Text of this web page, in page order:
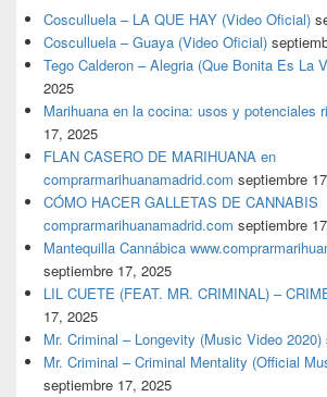
Cosculluela – LA QUE HAY (Video Oficial)
Cosculluela – Guaya (Video Oficial)
Tego Calderon – Alegria (Que Bonita Es La
2025
Marihuana en la cocina: usos y potenciales
17, 2025
FLAN CASERO DE MARIHUANA en
comprarmarihuanamadrid.com septiembre
CÓMO HACER GALLETAS DE CANNABIS
comprarmarihuanamadrid.com septiembre
Mantequilla Cannábica
septiembre 17, 2025
LIL CUETE (FEAT. MR. CRIMINAL) –
17, 2025
Mr. Criminal – Longevity (Music Video 2020)
Mr. Criminal – Criminal Mentality (Official
septiembre 17, 2025